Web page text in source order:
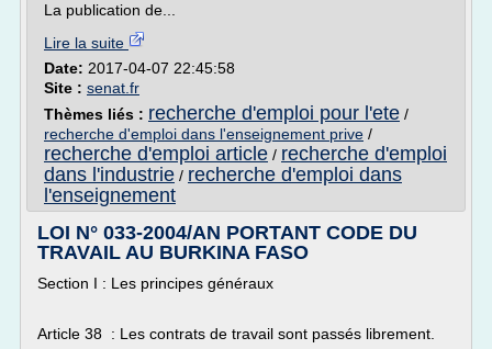
La publication de...
Lire la suite
Date: 2017-04-07 22:45:58
Site : senat.fr
Thèmes liés : recherche d'emploi pour l'ete /
recherche d'emploi dans l'enseignement prive /
recherche d'emploi article / recherche d'emploi
dans l'industrie / recherche d'emploi dans
l'enseignement
LOI N° 033-2004/AN PORTANT CODE DU
TRAVAIL AU BURKINA FASO
Section I : Les principes généraux
Article 38 : Les contrats de travail sont passés librement.